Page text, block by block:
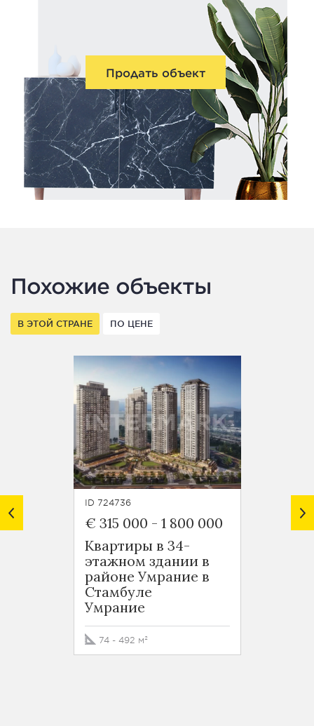
Продать объект
Похожие объекты
В ЭТОЙ СТРАНЕ ПО ЦЕНЕ
ID 724736
€ 315 000 - 1 800 000
Квартиры в 34-
этажном здании в
районе Умрание в
Стамбуле
Умрание
74 - 492 м²
€